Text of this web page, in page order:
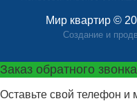
Мир квартир ©
Создание и
Заказ обратного звонка
Оставьте свой телефон и